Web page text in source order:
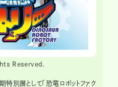
Reserved.
別展として「恐竜ロボットファク